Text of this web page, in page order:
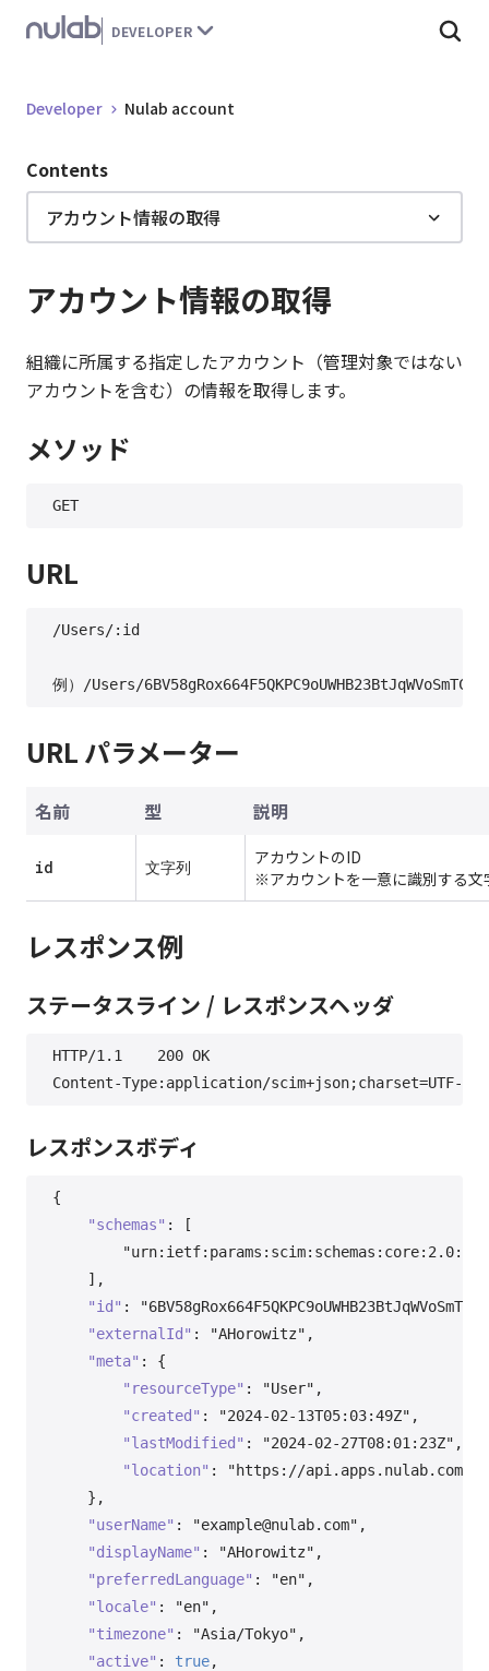
こ
の
ー
本
動
す
DEVELOPER
Developer Nulab account
Contents
アカウント情報の取得
アカウント情報の取得
組織に所属する指定したアカウント（管理対象ではない
アカウントを含む）の情報を取得します。
メソッド
URL
/Users/:id
URL パラメーター
名前 型 説明
id 文字列
アカウントのID
※アカウントを一意に識別する
レスポンス例
ステータスライン / レスポンスヘッダ
HTTP/1.1	200 OK
レスポンスボディ
{
"schemas" :
[
] ,
"id" :
"externalId" : "AHorowitz" ,
"meta" :
{
"resourceType" : "User" ,
"created" : "2024-02-13T05:03:49Z" ,
"lastModified" : "2024-02-27T08:01:23Z" ,
"location" :
"https://api.apps.nulab.com/
} ,
"userName" : "example@nulab.com" ,
"displayName" : "AHorowitz" ,
"preferredLanguage" : "en" ,
"locale" : "en" ,
"timezone" : "Asia/Tokyo" ,
"active" : true,